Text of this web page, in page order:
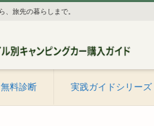
、旅先の暮らしまで。
無料診断 実践ガイドシリーズ